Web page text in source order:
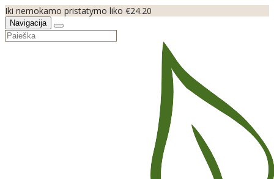
Iki nemokamo pristatymo liko €24.20
Navigacija